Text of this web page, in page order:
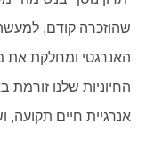
שהוזכרה קודם,
האנרגטי ומחלקת את
החיוניות שלנו זורמת
אנרגיית חיים